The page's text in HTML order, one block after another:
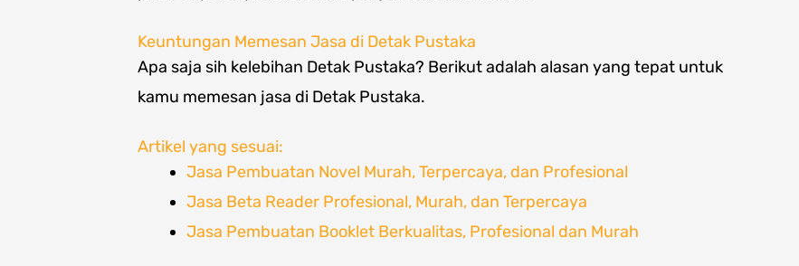
Keuntungan Memesan Jasa di Detak Pustaka
Apa saja sih kelebihan Detak Pustaka? Berikut adalah alasan yang tepat untuk
kamu memesan jasa di Detak Pustaka.
Artikel yang sesuai:
Jasa Pembuatan Novel Murah, Terpercaya, dan Profesional
Jasa Beta Reader Profesional, Murah, dan Terpercaya
Jasa Pembuatan Booklet Berkualitas, Profesional dan Murah